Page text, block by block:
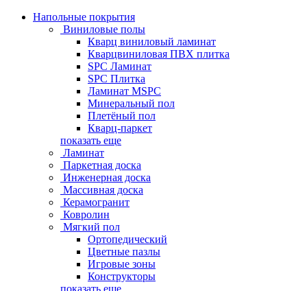
Напольные покрытия
Виниловые полы
Кварц виниловый ламинат
Кварцвиниловая ПВХ плитка
SPC Ламинат
SPC Плитка
Ламинат MSPC
Минеральный пол
Плетёный пол
Кварц-паркет
показать еще
Ламинат
Паркетная доска
Инженерная доска
Массивная доска
Керамогранит
Ковролин
Мягкий пол
Ортопедический
Цветные пазлы
Игровые зоны
Конструкторы
показать еще